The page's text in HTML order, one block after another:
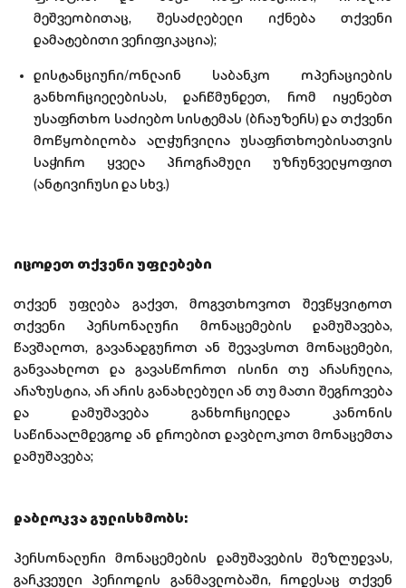
მეშვეობითაც, შესაძლებელი იქნება თქვენი
დამატებითი ვერიფიკაცია);
დისტანციური/ონლაინ საბანკო ოპერაციების
განხორციელებისას, დარწმუნდეთ, რომ იყენებთ
უსაფრთხო საძიებო სისტემას (ბრაუზერს) და თქვენი
მოწყობილობა აღჭურვილია უსაფრთხოებისათვის
საჭირო ყველა პროგრამული უზრუნველყოფით
(ანტივირუსი და სხვ.)
იცოდეთ თქვენი უფლებები
თქვენ უფლება გაქვთ, მოგვთხოვოთ შევწყვიტოთ
თქვენი პერსონალური მონაცემების დამუშავება,
წავშალოთ, გავანადგუროთ ან შევავსოთ მონაცემები,
განვაახლოთ და გავასწოროთ ისინი თუ არასრულია,
არაზუსტია, არ არის განახლებული ან თუ მათი შეგროვება
და დამუშავება განხორციელდა კანონის
საწინააღმდეგოდ ან დროებით დავბლოკოთ მონაცემთა
დამუშავება;
დაბლოკვა გულისხმობს:
პერსონალური მონაცემების დამუშავების შეზღუდვას,
გარკვეული პერიოდის განმავლობაში, როდესაც თქვენ